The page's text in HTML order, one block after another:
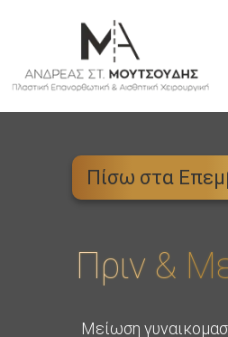
Πίσω στα
Πριν &
Μείωση